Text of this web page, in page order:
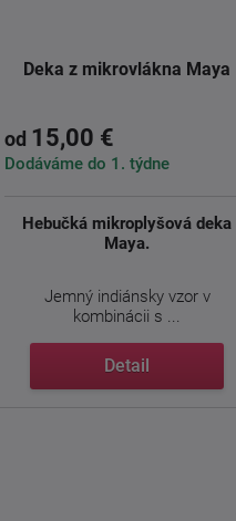
Deka z mikrovlákna Maya
od 15,00 €
Dodáváme do 1. týdne
Hebučká mikroplyšová deka
Maya.
Jemný indiánsky vzor v
kombinácii s ...
Detail